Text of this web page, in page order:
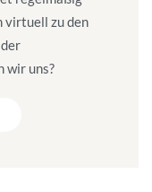
virtuell zu den
wir uns?